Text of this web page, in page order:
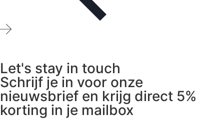
Let's stay in touch
Schrijf je in voor onze
nieuwsbrief en krijg direct 5%
korting in je mailbox